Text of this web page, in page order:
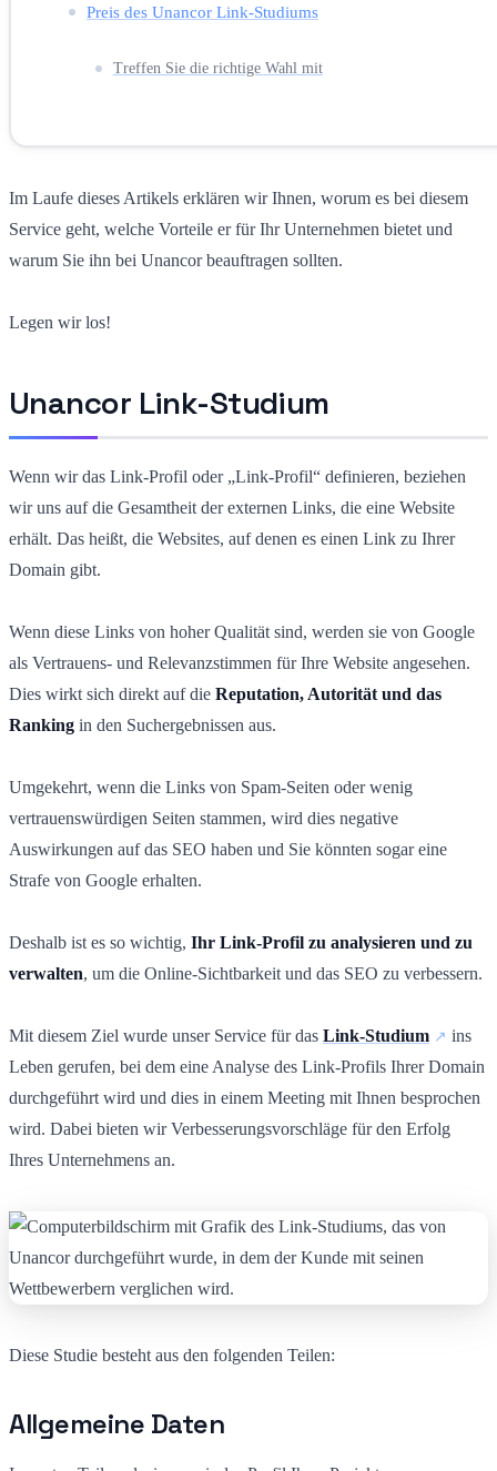
Preis des Unancor Link-Studiums
Treffen Sie die richtige Wahl mit
Im Laufe dieses Artikels erklären wir Ihnen, worum es bei diesem
Service geht, welche Vorteile er für Ihr Unternehmen bietet und
warum Sie ihn bei Unancor beauftragen sollten.
Legen wir los!
Unancor Link-Studium
Wenn wir das Link-Profil oder „Link-Profil“ definieren, beziehen
wir uns auf die Gesamtheit der externen Links, die eine Website
erhält. Das heißt, die Websites, auf denen es einen Link zu Ihrer
Domain gibt.
Wenn diese Links von hoher Qualität sind, werden sie von Google
als Vertrauens- und Relevanzstimmen für Ihre Website angesehen.
Dies wirkt sich direkt auf die Reputation, Autorität und das
Ranking in den Suchergebnissen aus.
Umgekehrt, wenn die Links von Spam-Seiten oder wenig
vertrauenswürdigen Seiten stammen, wird dies negative
Auswirkungen auf das SEO haben und Sie könnten sogar eine
Strafe von Google erhalten.
Deshalb ist es so wichtig, Ihr Link-Profil zu analysieren und zu
verwalten, um die Online-Sichtbarkeit und das SEO zu verbessern.
Mit diesem Ziel wurde unser Service für das Link-Studium
ins
Leben gerufen, bei dem eine Analyse des Link-Profils Ihrer Domain
durchgeführt wird und dies in einem Meeting mit Ihnen besprochen
wird. Dabei bieten wir Verbesserungsvorschläge für den Erfolg
Ihres Unternehmens an.
Diese Studie besteht aus den folgenden Teilen:
Allgemeine Daten